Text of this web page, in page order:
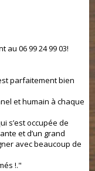
au 06 99 24 99 03!
parfaitement bien
et humain à chaque
s’est occupée de
et d’un grand
avec beaucoup de
!."